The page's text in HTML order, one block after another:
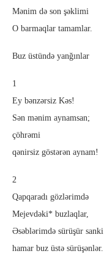
Mənim də son şəklimi
O barmaqlar tamamlar.
Buz üstündə yanğınlar
1
Ey bənzərsiz Kəs!
Sən mənim aynamsan;
çöhrəmi
qənirsiz göstərən aynam!
2
Qapqaradı gözlərimdə
Mejevdəki* buzlaqlar,
Əsəblərimdə sürüşür sanki
hamar buz üstə sürüşənlər.